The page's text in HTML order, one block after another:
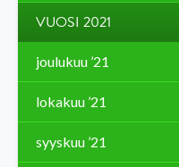
VUOSI 2021
joulukuu ’21
lokakuu ’21
syyskuu ’21